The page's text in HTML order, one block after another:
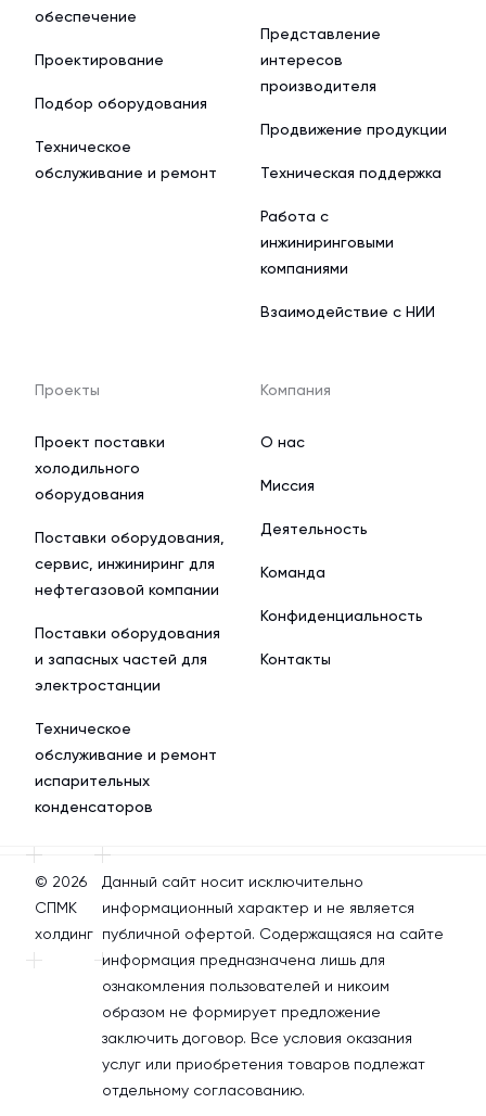
обеспечение
Проектирование
Подбор оборудования
Техническое
обслуживание и ремонт
Представление
интересов
производителя
Продвижение продукции
Техническая поддержка
Работа с
инжиниринговыми
компаниями
Взаимодействие с НИИ
Проекты
Проект поставки
холодильного
оборудования
Поставки оборудования,
сервис, инжиниринг для
нефтегазовой компании
Поставки оборудования
и запасных частей для
электростанции
Техническое
обслуживание и ремонт
испарительных
конденсаторов
Компания
О нас
Миссия
Деятельность
Команда
Конфиденциальность
Контакты
© 2026
СПМК
холдинг
Данный сайт носит исключительно
информационный характер и не является
публичной офертой. Содержащаяся на сайте
информация предназначена лишь для
ознакомления пользователей и никоим
образом не формирует предложение
заключить договор. Все условия оказания
услуг или приобретения товаров подлежат
отдельному согласованию.